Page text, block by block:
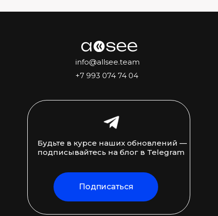
+7 993 074 74 04
Подписаться
Будьте в курсе наших обновлений —
подписывайтесь на блог в Telegram
info@allsee.team